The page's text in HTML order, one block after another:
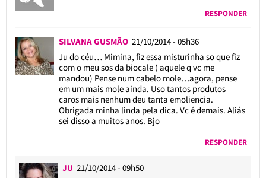
RESPONDER
SILVANA GUSMÃO 21/10/2014 - 05h36
Ju do céu… Mimina, fiz essa misturinha so que fiz
com o meu sos da biocale ( aquele q vc me
mandou) Pense num cabelo mole…agora, pense
em um mais mole ainda. Uso tantos produtos
caros mais nenhum deu tanta emoliencia.
Obrigada minha linda pela dica. Vc é demais. Aliás
sei disso a muitos anos. Bjo
RESPONDER
JU 21/10/2014 - 09h50